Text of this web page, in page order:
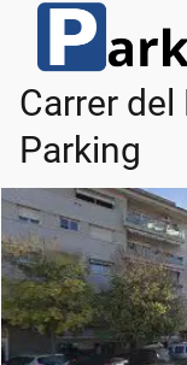
Carrer
Parking